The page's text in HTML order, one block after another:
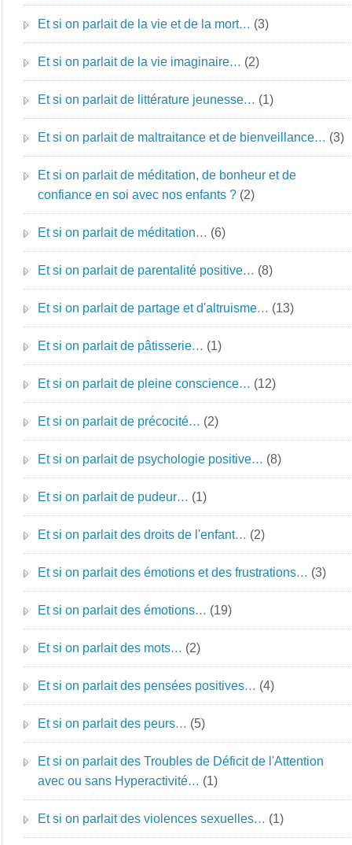
Et si on parlait de la vie et de la mort… (3)
Et si on parlait de la vie imaginaire… (2)
Et si on parlait de littérature jeunesse… (1)
Et si on parlait de maltraitance et de bienveillance… (3)
Et si on parlait de méditation, de bonheur et de
confiance en soi avec nos enfants ? (2)
Et si on parlait de méditation… (6)
Et si on parlait de parentalité positive… (8)
Et si on parlait de partage et d'altruisme… (13)
Et si on parlait de pâtisserie… (1)
Et si on parlait de pleine conscience… (12)
Et si on parlait de précocité… (2)
Et si on parlait de psychologie positive… (8)
Et si on parlait de pudeur… (1)
Et si on parlait des droits de l'enfant… (2)
Et si on parlait des émotions et des frustrations… (3)
Et si on parlait des émotions… (19)
Et si on parlait des mots… (2)
Et si on parlait des pensées positives… (4)
Et si on parlait des peurs… (5)
Et si on parlait des Troubles de Déficit de l'Attention
avec ou sans Hyperactivité… (1)
Et si on parlait des violences sexuelles… (1)